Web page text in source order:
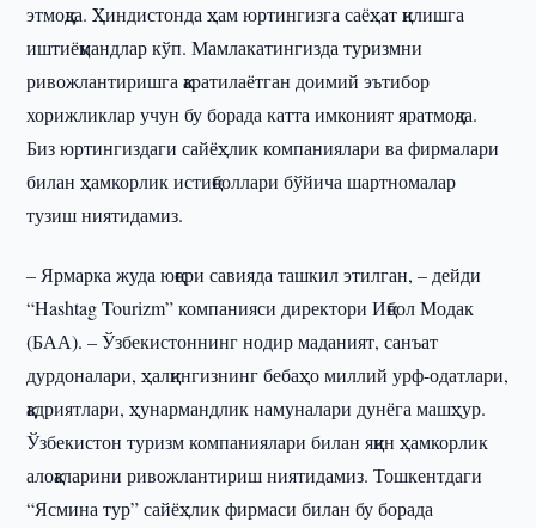
этмоқда. Ҳиндистонда ҳам юртингизга саёҳат қилишга
иштиёқмандлар кўп. Мамлакатингизда туризмни
ривожлантиришга қаратилаётган доимий эътибор
хорижликлар учун бу борада катта имконият яратмоқда.
Биз юртингиздаги сайёҳлик компаниялари ва фирмалари
билан ҳамкорлик истиқболлари бўйича шартномалар
тузиш ниятидамиз.
– Ярмарка жуда юқори савияда ташкил этилган, – дейди
“Hashtag Tourizm” компанияси директори Иқбол Модак
(БАА). – Ўзбекистоннинг нодир маданият, санъат
дурдоналари, ҳалқингизнинг бебаҳо миллий урф-одатлари,
қадриятлари, ҳунармандлик намуналари дунёга машҳур.
Ўзбекистон туризм компаниялари билан яқин ҳамкорлик
алоқаларини ривожлантириш ниятидамиз. Тошкентдаги
“Ясмина тур” сайёҳлик фирмаси билан бу борада